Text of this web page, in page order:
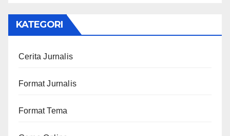
KATEGORI
Cerita Jurnalis
Format Jurnalis
Format Tema